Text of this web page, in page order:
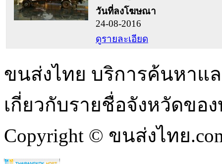
วันที่ลงโฆษณา
24-08-2016
ดูรายละเอียด
ขนส่งไทย บริการค้นหาแ
เกี่ยวกับรายชื่อจังหวัดขอ
Copyright © ขนส่งไทย